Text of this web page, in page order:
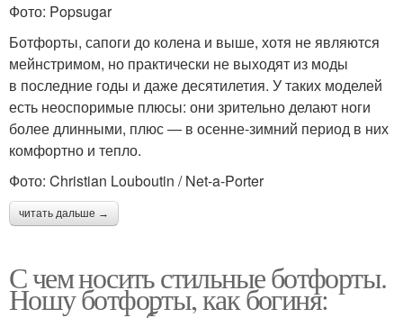
Фото: Popsugar
Ботфорты, сапоги до колена и выше, хотя не являются
мейнстримом, но практически не выходят из моды
в последние годы и даже десятилетия. У таких моделей
есть неоспоримые плюсы: они зрительно делают ноги
более длинными, плюс — в осенне-зимний период в них
комфортно и тепло.
Фото: Christian Louboutin / Net-a-Porter
читать дальше →
С чем носить стильные ботфорты.
Ношу ботфорты, как богиня: